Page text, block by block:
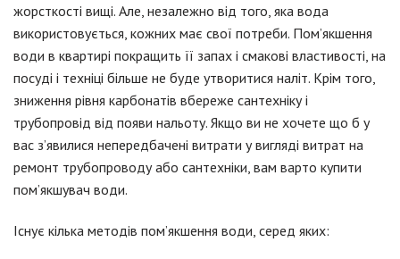
жорсткості вищі. Але, незалежно від того, яка вода
використовується, кожних має свої потреби. Пом’якшення
води в квартирі покращить її запах і смакові властивості, на
посуді і техніці більше не буде утворитися наліт. Крім того,
зниження рівня карбонатів вбереже сантехніку і
трубопровід від появи нальоту. Якщо ви не хочете що б у
вас з’явилися непередбачені витрати у вигляді витрат на
ремонт трубопроводу або сантехніки, вам варто купити
пом’якшувач води.
Існує кілька методів пом’якшення води, серед яких: